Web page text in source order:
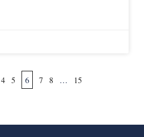
4 5 6 7 8 … 15